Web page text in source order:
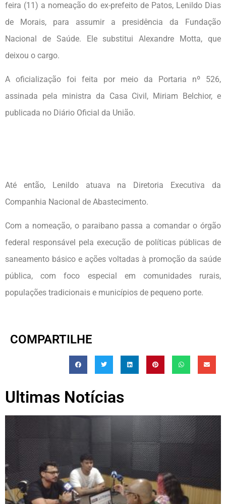
feira (11) a nomeação do ex-prefeito de Patos, Lenildo Dias
de Morais, para assumir a presidência da Fundação
Nacional de Saúde. Ele substitui Alexandre Motta, que
deixou o cargo.
A oficialização foi feita por meio da Portaria nº 526,
assinada pela ministra da Casa Civil, Miriam Belchior, e
publicada no Diário Oficial da União.
Até então, Lenildo atuava na Diretoria Executiva da
Companhia Nacional de Abastecimento.
Com a nomeação, o paraibano passa a comandar o órgão
federal responsável pela execução de políticas públicas de
saneamento básico e ações voltadas à promoção da saúde
pública, com foco especial em comunidades rurais,
populações tradicionais e municípios de pequeno porte.
COMPARTILHE
Ultimas Notícias